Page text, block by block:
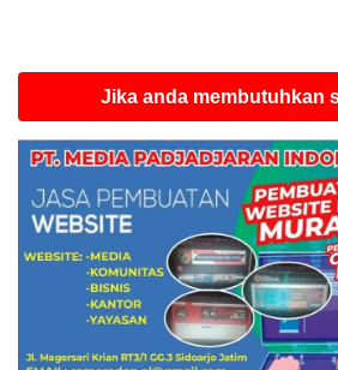
Jika anda membutuhkan space